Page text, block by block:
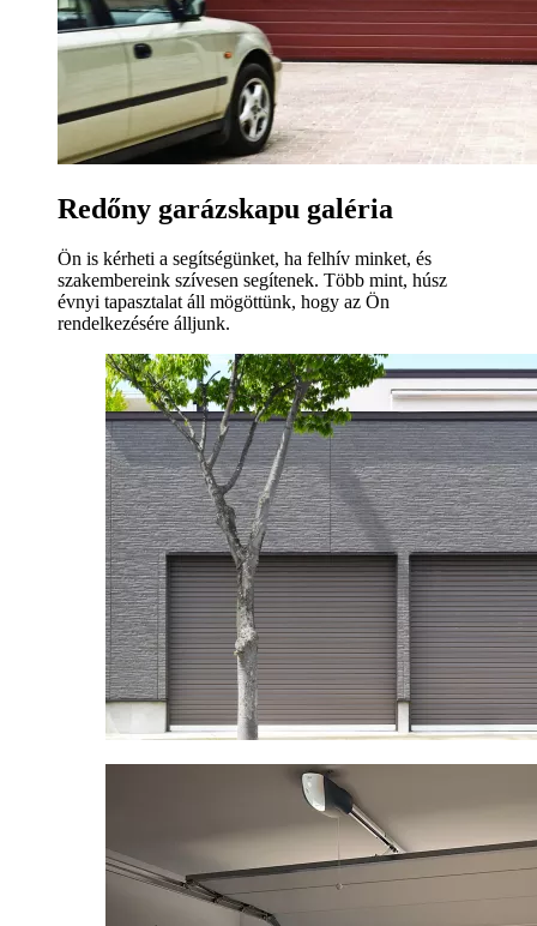
Redőny garázskapu galéria
Ön is kérheti a segítségünket, ha felhív minket, és
szakembereink szívesen segítenek. Több mint, húsz
évnyi tapasztalat áll mögöttünk, hogy az Ön
rendelkezésére álljunk.